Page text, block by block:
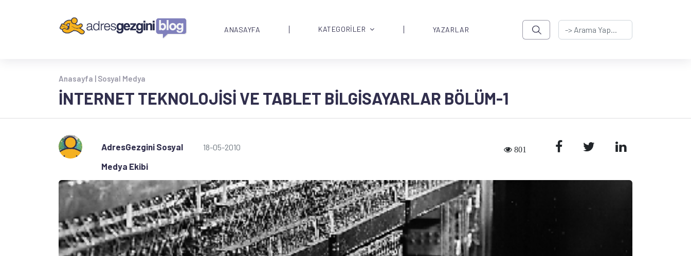
ANASAYFA KATEGORİLER YAZARLAR
Anasayfa | Sosyal Medya
İNTERNET TEKNOLOJISI VE TABLET BILGISAYARLAR BÖLÜM-1
AdresGezgini Sosyal
Medya Ekibi
18-05-2010 801